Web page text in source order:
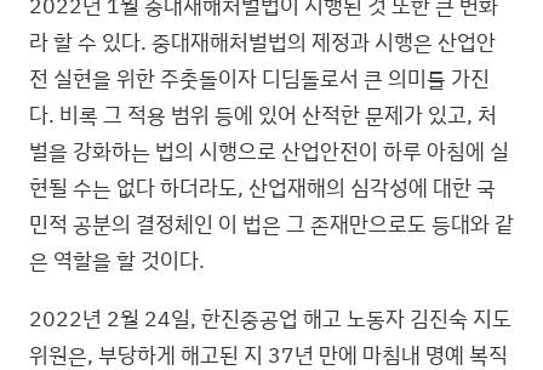
라 할 수 있다. 중대재해처벌법의 제정과 시행은 산업안
전 실현을 위한 주춧돌이자 디딤돌로서 큰 의미를 가진
다. 비록 그 적용 범위 등에 있어 산적한 문제가 있고, 처
벌을 강화하는 법의 시행으로 산업안전이 하루 아침에 실
현될 수는 없다 하더라도, 산업재해의 심각성에 대한 국
민적 공분의 결정체인 이 법은 그 존재만으로도 등대와 같
은 역할을 할 것이다.
2022년 2월 24일, 한진중공업 해고 노동자 김진숙 지도
위원은, 부당하게 해고된 지 37년 만에 마침내 명예 복직